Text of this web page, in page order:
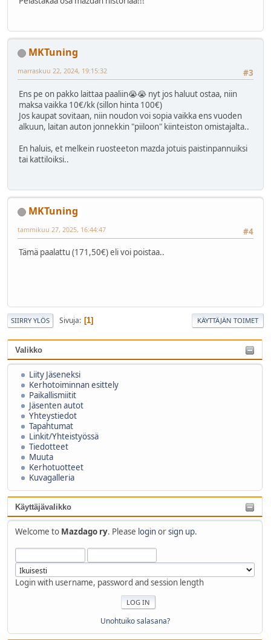
Valikko
Liity Jäseneksi
Kerhotoiminnan esittely
Paikallismiitit
Jäsenten autot
Yhteystiedot
Tapahtumat
Linkit/Yhteistyössä
Tiedotteet
Muuta
Kerhotuotteet
Kuvagalleria
Käyttäjävalikko
Welcome to Mazdago ry. Please loginorsign up.
Login with username, password and session length
Unohtuiko salasana?
MKTuning
#3
marraskuu 22, 2024, 19:15:32
Ens pe on pakko laittaa paaliin😭😭 nyt jos haluut ostaa, niin
maksa vaikka 10€/kk (sillon hinta 100€)
Jos kaupat sovitaan, niin noudon voi sopia vaikka ens vuoden
alkuun, laitan auton jonnekkin "piiloon" kiinteiston omistajalta..
En haluis, et melkein ruosteeton mazda jotuis paistinpannuiksi
tai kattiloiksi..
MKTuning
#4
tammikuu 27, 2025, 16:44:47
Tämä paalattu (171,50€) eli voi poistaa..
SIIRRY YLÖS Sivuja 1 KÄYTTÄJÄN TOIMET